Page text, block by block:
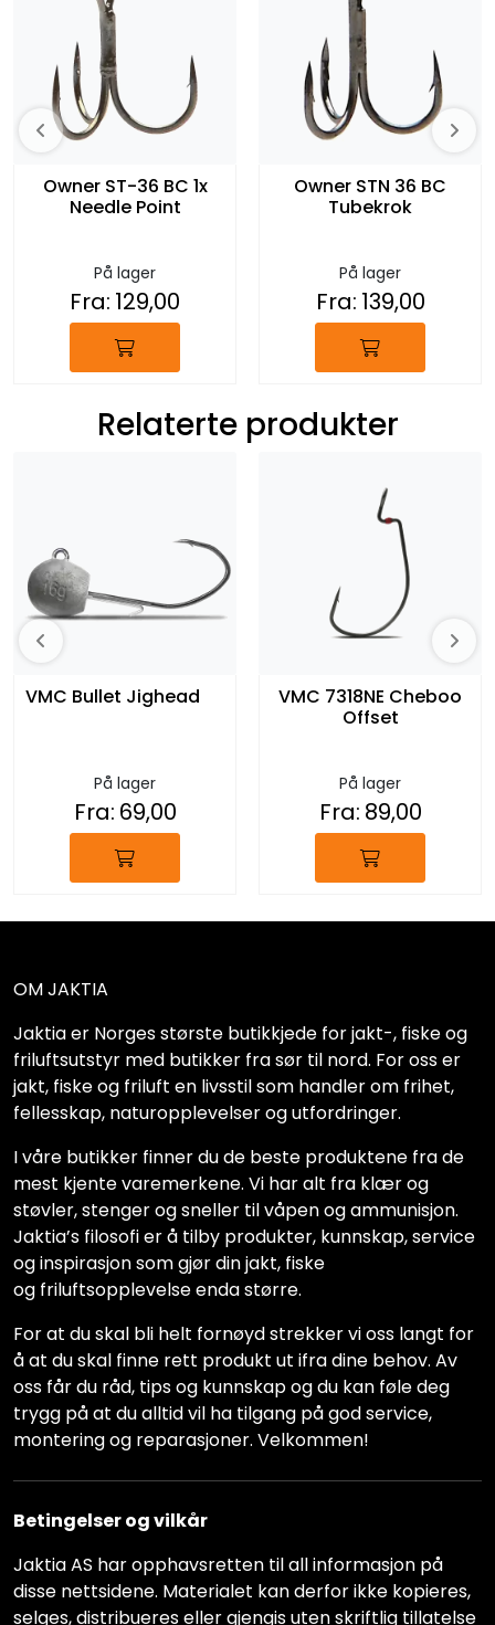
Owner ST-36 BC 1x
Needle Point
På lager
Fra: 129,00
Owner STN 36 BC
Tubekrok
På lager
Fra: 139,00
Relaterte produkter
VMC Bullet Jighead
På lager
Fra: 69,00
VMC 7318NE Cheboo
Offset
På lager
Fra: 89,00
OM JAKTIA
Jaktia er Norges største butikkjede for jakt-, fiske og
friluftsutstyr med butikker fra sør til nord. For oss er
jakt, fiske og friluft en livsstil som handler om frihet,
fellesskap, naturopplevelser og utfordringer.
I våre butikker finner du de beste produktene fra de
mest kjente varemerkene. Vi har alt fra klær og
støvler, stenger og sneller til våpen og ammunisjon.
Jaktia’s filosofi er å tilby produkter, kunnskap, service
og inspirasjon som gjør din jakt, fiske
og friluftsopplevelse enda større.
For at du skal bli helt fornøyd strekker vi oss langt for
å at du skal finne rett produkt ut ifra dine behov. Av
oss får du råd, tips og kunnskap og du kan føle deg
trygg på at du alltid vil ha tilgang på god service,
montering og reparasjoner. Velkommen!
Betingelser og vilkår
Jaktia AS har opphavsretten til all informasjon på
disse nettsidene. Materialet kan derfor ikke kopieres,
selges, distribueres eller gjengis uten skriftlig tillatelse